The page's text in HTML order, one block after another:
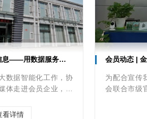
——用数据服务生活
数据智能化工作，协
体走进会员企业，在
协会陪同重庆日报报
看详情
会员动态 | 金蝶
为配合宣传
会联合市级